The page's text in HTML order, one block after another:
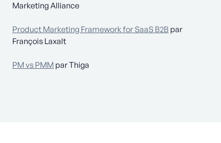
Marketing Alliance
Product Marketing Framework for SaaS B2B par
François Laxalt
PM vs PMM par Thiga